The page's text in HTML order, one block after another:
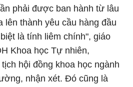
phải được ban hành từ lâu
lên thành yêu cầu hàng đầu
là tính liêm chính", giáo
Khoa học Tự nhiên,
hội đồng khoa học ngành
nhận xét. Đó cũng là